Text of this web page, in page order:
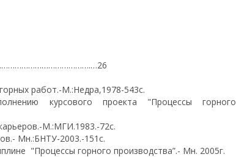
работ.-М.:Недра,1978-543с.
курсового проекта "Процессы горного
М.:МГИ.1983.-72с.
Мн.:БНТУ-2003.-151с.
"Процессы горного производства”.- Мн. 2005г.